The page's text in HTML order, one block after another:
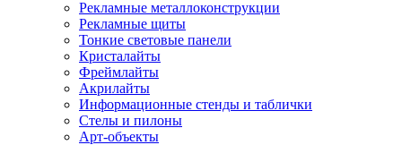
Рекламные металлоконструкции
Рекламные щиты
Тонкие световые панели
Кристалайты
Фреймлайты
Акрилайты
Информационные стенды и таблички
Стелы и пилоны
Арт-объекты